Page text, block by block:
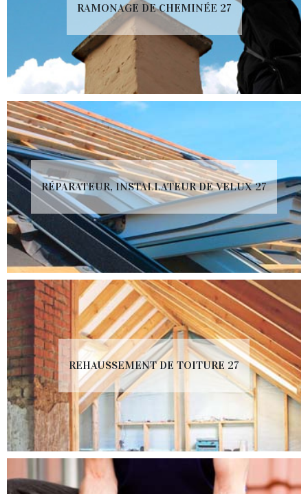
RAMONAGE DE CHEMINÉE 27
RÉPARATEUR, INSTALLATEUR DE VELUX 27
REHAUSSEMENT DE TOITURE 27